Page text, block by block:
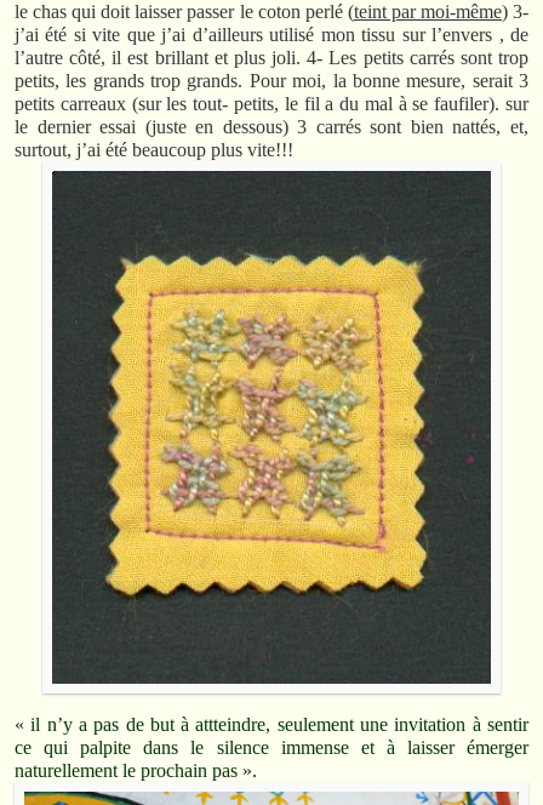
le chas qui doit laisser passer le coton perlé (teint par moi-même) 3-
j’ai été si vite que j’ai d’ailleurs utilisé mon tissu sur l’envers , de
l’autre côté, il est brillant et plus joli. 4- Les petits carrés sont trop
petits, les grands trop grands. Pour moi, la bonne mesure, serait 3
petits carreaux (sur les tout- petits, le fil a du mal à se faufiler). sur
le dernier essai (juste en dessous) 3 carrés sont bien nattés, et,
surtout, j’ai été beaucoup plus vite!!!
« il n’y a pas de but à attteindre, seulement une invitation à sentir
ce qui palpite dans le silence immense et à laisser émerger
naturellement le prochain pas ».